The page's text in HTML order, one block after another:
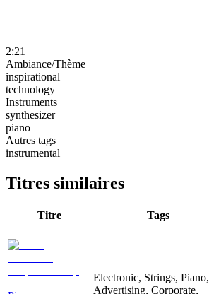
2:21
Ambiance/Thème
inspirational
technology
Instruments
synthesizer
piano
Autres tags
instrumental
Titres similaires
Titre Tags
Electronic, Strings, Piano,
Advertising, Corporate,